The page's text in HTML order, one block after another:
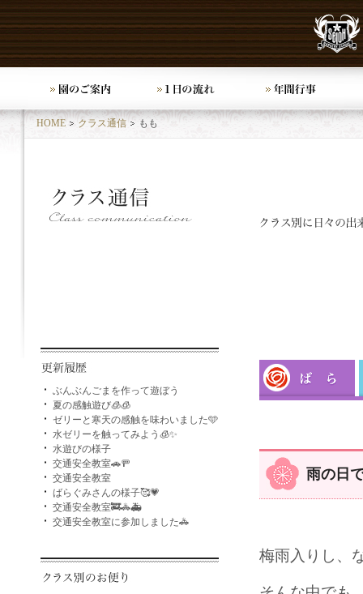
HOME クラス通信 もも
ぶんぶんごまを作って遊ぼう
夏の感触遊び🧊🧊
ゼリーと寒天の感触を味わいました🩵
水ゼリーを触ってみよう🧊✨
水遊びの様子
交通安全教室🚗🚥
交通安全教室
ばらぐみさんの様子🥰💗
交通安全教室🚒🚓🚑
交通安全教室に参加しました🚓
雨の日
梅雨入りし、